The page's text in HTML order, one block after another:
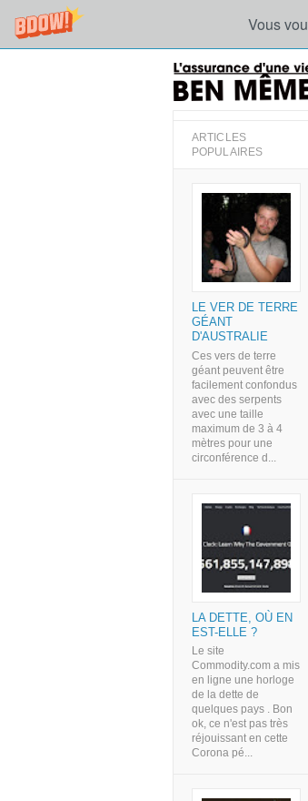
Vous
ARTICLES
POPULAIRES
LE VER DE TERRE
GÉANT
D'AUSTRALIE
Ces vers de terre
géant peuvent être
facilement confondus
avec des serpents
avec une taille
maximum de 3 à 4
mètres pour une
circonférence d...
LA DETTE, OÙ EN
EST-ELLE ?
Le site
Commodity.com a mis
en ligne une horloge
de la dette de
quelques pays . Bon
ok, ce n'est pas très
réjouissant en cette
Corona pé...